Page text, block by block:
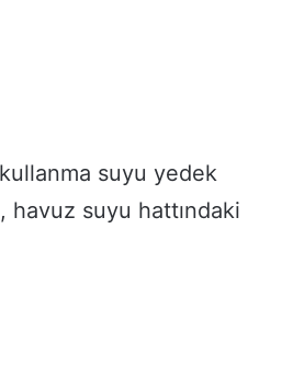
suyu yedek
havuz suyu hattındaki